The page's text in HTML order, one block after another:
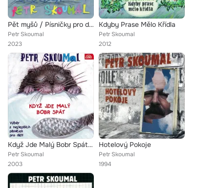
Pět myšů / Písničky pro děti
Petr Skoumal
2023
Kdyby Prase Mělo Křídla
Petr Skoumal
2012
Když Jde Malý Bobr Spát (Písničky Pro Děti)
Petr Skoumal
2003
Hotelový Pokoje
Petr Skoumal
1994